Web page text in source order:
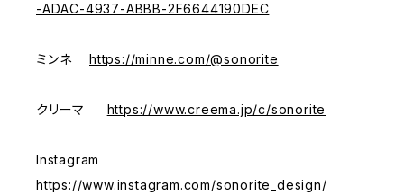
-ADAC-4937-ABBB-2F6644190DEC
ミンネ https://minne.com/@sonorite
クリーマ https://www.creema.jp/c/sonorite
Instagram
https://www.instagram.com/sonorite_design/